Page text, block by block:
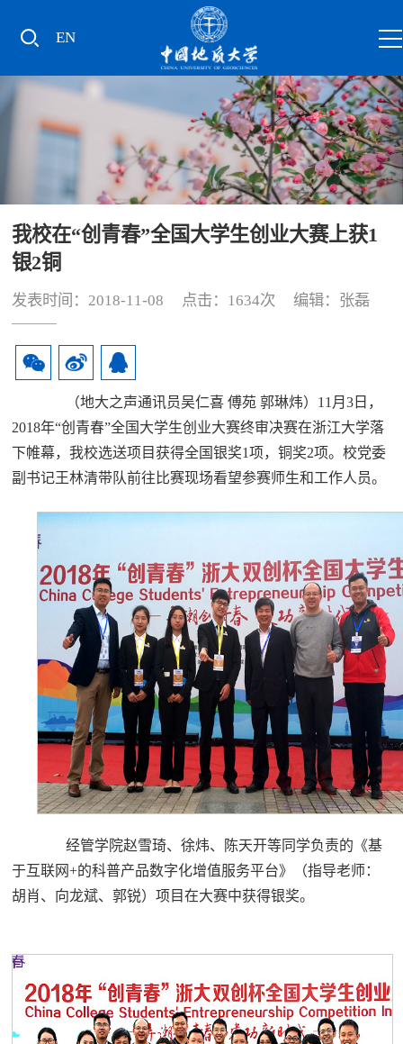
EN
我校在“创青春”全国大学生创业大赛上获1
银2铜
发表时间：2018-11-08 点击： 1634次 编辑：张磊
（地大之声通讯员吴仁喜 傅苑 郭琳炜）11月3日，
2018年“创青春”全国大学生创业大赛终审决赛在浙江大学落
下帷幕，我校选送项目获得全国银奖1项，铜奖2项。校党委
副书记王林清带队前往比赛现场看望参赛师生和工作人员。
经管学院赵雪琦、徐炜、陈天开等同学负责的《基
于互联网+的科普产品数字化增值服务平台》（指导老师：
胡肖、向龙斌、郭锐）项目在大赛中获得银奖。